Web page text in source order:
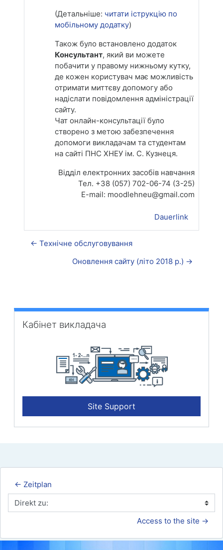
(Детальніше: читати іструкцію по
мобільному додатку)
Також було встановлено додаток
Консультант, який ви можете
побачити у правому нижньому кутку,
де кожен користувач має можливість
отримати миттєву допомогу або
надіслати повідомлення адміністрації
сайту.
Чат онлайн-консультації було
створено з метою забезпечення
допомоги викладачам та студентам
на сайті ПНС ХНЕУ ім. С. Кузнеця.
Відділ електронних засобів навчання
Тел. +38 (057) 702-06-74 (3-25)
E-mail: moodlehneu@gmail.com
Dauerlink
← Технічне обслуговування
Оновлення сайту (літо 2018 р.) →
Кабінет викладача überspringen
Кабінет викладача
Site Support
← Zeitplan
Direkt zu:
Access to the site →